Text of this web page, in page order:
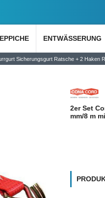
ENTWÄSSERUNG
Sicherungsgurt Ratsche + 2 Haken
2er Set
mm/8 m